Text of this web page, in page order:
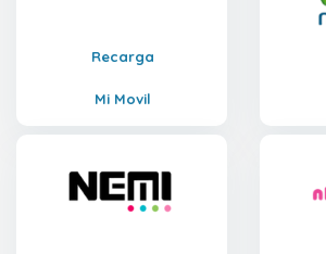
Recarga
Mi Movil